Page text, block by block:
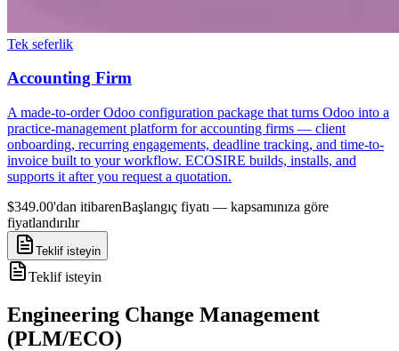
Tek seferlik
Accounting Firm
A made-to-order Odoo configuration package that turns Odoo into a
practice-management platform for accounting firms — client
onboarding, recurring engagements, deadline tracking, and time-to-
invoice built to your workflow. ECOSIRE builds, installs, and
supports it after you request a quotation.
$349.00'dan itibarenBaşlangıç fiyatı — kapsamınıza göre
fiyatlandırılır
Teklif isteyin
Teklif isteyin
Engineering Change Management
(PLM/ECO)